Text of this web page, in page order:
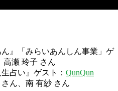
』「みらいあんしん事業」ゲ
瀬 玲子 さん
占い』ゲスト： QunQun
ん、南 有紗 さん